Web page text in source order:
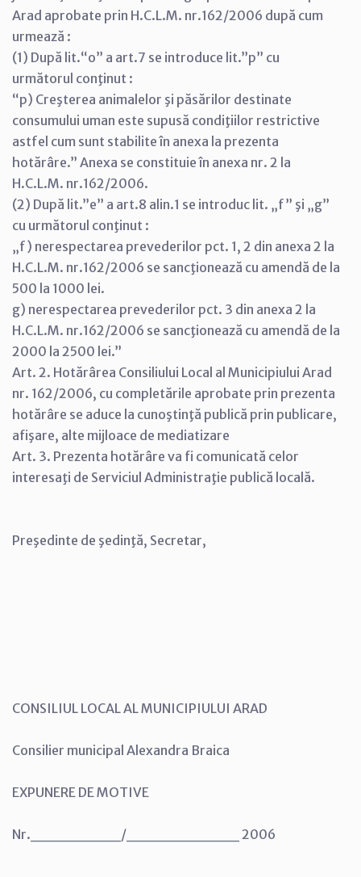
Arad aprobate prin H.C.L.M. nr.162/2006 după cum
urmează :
(1) După lit.“o” a art.7 se introduce lit.”p” cu
următorul conţinut :
“p) Creşterea animalelor şi păsărilor destinate
consumului uman este supusă condiţiilor restrictive
astfel cum sunt stabilite în anexa la prezenta
hotărâre.” Anexa se constituie în anexa nr. 2 la
H.C.L.M. nr.162/2006.
(2) După lit.”e” a art.8 alin.1 se introduc lit. „f” şi „g”
cu următorul conţinut :
„f) nerespectarea prevederilor pct. 1, 2 din anexa 2 la
H.C.L.M. nr.162/2006 se sancţionează cu amendă de la
500 la 1000 lei.
g) nerespectarea prevederilor pct. 3 din anexa 2 la
H.C.L.M. nr.162/2006 se sancţionează cu amendă de la
2000 la 2500 lei.”
Art. 2. Hotărârea Consiliului Local al Municipiului Arad
nr. 162/2006, cu completările aprobate prin prezenta
hotărâre se aduce la cunoştinţă publică prin publicare,
afişare, alte mijloace de mediatizare
Art. 3. Prezenta hotărâre va fi comunicată celor
interesaţi de Serviciul Administraţie publică locală.
Preşedinte de şedinţă, Secretar,
CONSILIUL LOCAL AL MUNICIPIULUI ARAD
Consilier municipal Alexandra Braica
EXPUNERE DE MOTIVE
Nr.________/__________ 2006